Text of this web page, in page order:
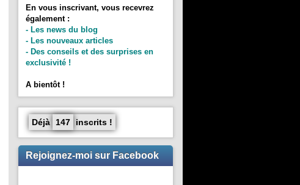
En vous inscrivant, vous recevrez
également :
- Les news du blog
- Les nouveaux articles
- Des conseils et des surprises en
exclusivité !
A bientôt !
Déjà 147 inscrits !
Rejoignez-moi sur Facebook